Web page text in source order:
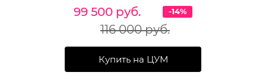
99 500 руб.
116 000 руб.
-14%
Купить на ЦУМ